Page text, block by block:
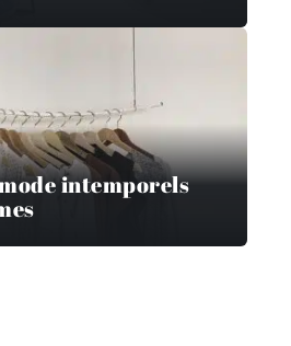
intemporels